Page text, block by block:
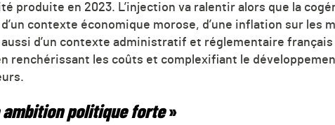
produite en 2023. L’injection va ralentir alors que la
contexte économique morose, d’une inflation sur les
d’un contexte administratif et réglementaire français
renchérissant les coûts et complexifiant le
ambition politique forte»